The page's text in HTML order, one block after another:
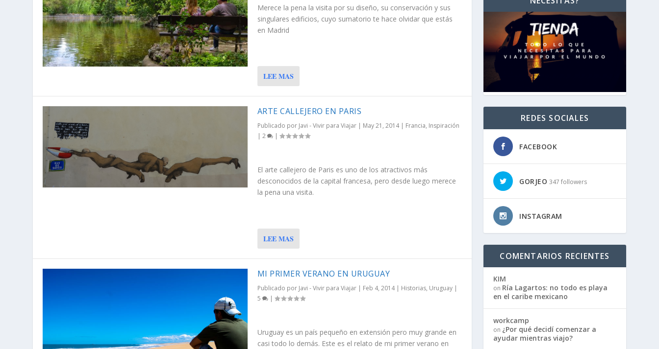
Merece la pena la visita por su diseño, su conservación y sus
singulares edificios, cuyo sumatorio te hace olvidar que estás
en Madrid
LEE MAS
ARTE CALLEJERO EN PARIS
Publicado por Javi - Vivir para Viajar| May 21, 2014| Francia, Inspiración
| 2 |
El arte callejero de Paris es uno de los atractivos más
desconocidos de la capital francesa, pero desde luego merece
la pena una visita.
LEE MAS
MI PRIMER VERANO EN URUGUAY
Publicado por Javi - Vivir para Viajar| Feb 4, 2014| Historias, Uruguay|
5
|
Uruguay es un país pequeño en extensión pero muy grande en
casi todo lo demás. Este es el relato de mi primer verano en
REDES SOCIALES
FACEBOOK
GORJEO 347 followers
INSTAGRAM
COMENTARIOS RECIENTES
KIM
on Ría Lagartos: no todo es playa
en el caribe mexicano
workcamp
on ¿Por qué decidí comenzar a
ayudar mientras viajo?